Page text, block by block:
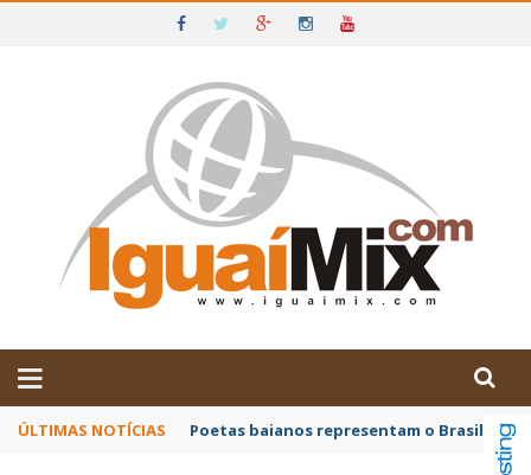
IGUAÍ E SUDOESTE DA BAHIA
ÚLTIMAS NOTÍCIAS Poetas baianos representam o Brasil no